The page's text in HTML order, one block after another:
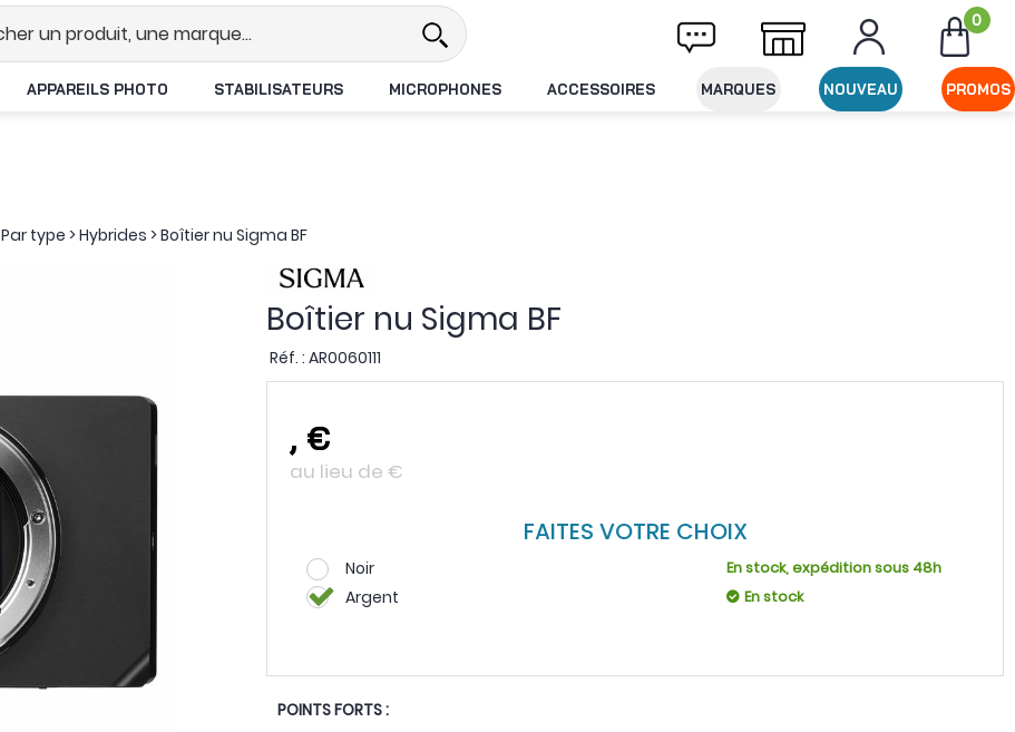
Livraison offerte dès 49€ d'achat 0
APPAREILS PHOTO STABILISATEURS MICROPHONES ACCESSOIRES MARQUES NOUVEAU PROMOS
Par type >Hybrides >Boîtier nu Sigma BF
Boîtier nu Sigma BF
Réf. : AR0060111
, €
au lieu de €
FAITES VOTRE CHOIX
Noir En stock, expédition sous 48h
Argent En stock
POINTS FORTS :